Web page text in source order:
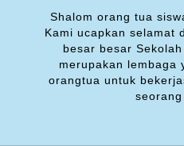
Shalom orang tua
Kami ucapkan selamat
besar besar
merupakan lembaga
orangtua untuk
seorang